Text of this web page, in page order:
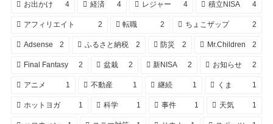
お出かけ 4 経済 4 レジャー 4 積立NISA 4
アフィリエイト 2 転職 2 ちょこザップ 2
Adsense 2 ふるさと納税 2 防災 2 Mr.Children 2
Final Fantasy 2 盆栽 2 新NISA 2 お知らせ 2
アニメ 1 不動産 1 継続 1 くま 1
ホットヨガ 1 科学 1 事件 1 天気 1